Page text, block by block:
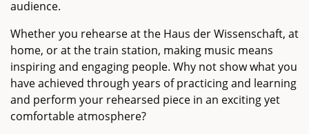
audience.
Whether you rehearse at the Haus der Wissenschaft, at
home, or at the train station, making music means
inspiring and engaging people. Why not show what you
have achieved through years of practicing and learning
and perform your rehearsed piece in an exciting yet
comfortable atmosphere?